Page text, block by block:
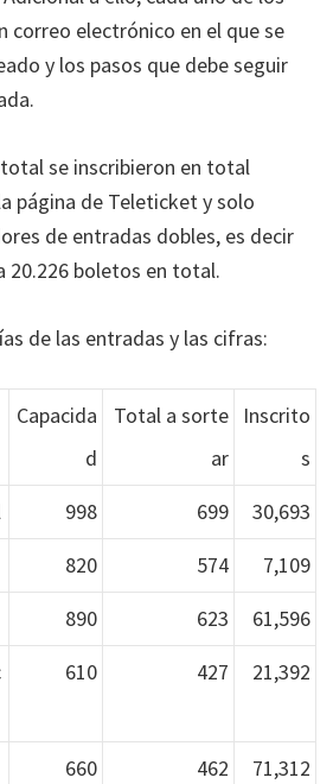
correo electrónico en el que se
y los pasos que debe seguir
se inscribieron en total
página de Teleticket y solo
de entradas dobles, es decir
20.226 boletos en total.
de las entradas y las cifras:
Capacida
d
Total a sorte
ar
Inscrito
s
998 699
30,693
820 574
7,109
890 623
61,596
610 427 21,392
660 462
71,312